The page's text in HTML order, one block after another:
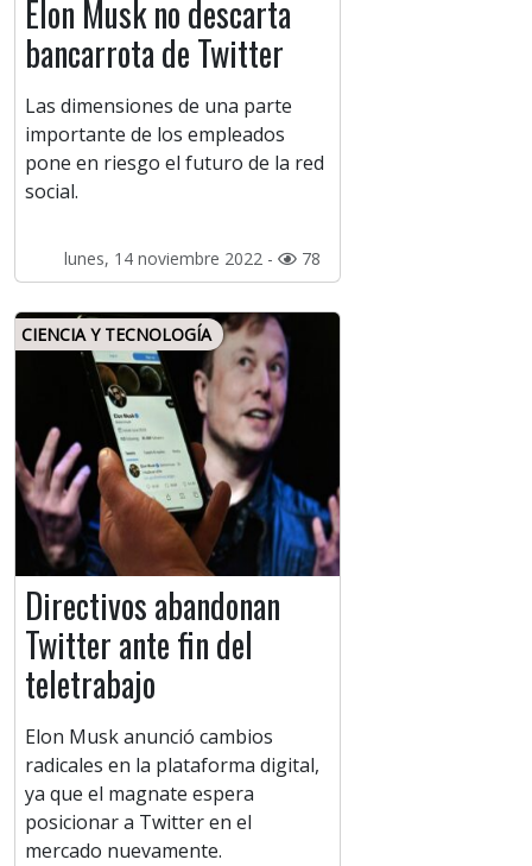
Elon Musk no descarta
bancarrota de Twitter
Las dimensiones de una parte
importante de los empleados
pone en riesgo el futuro de la red
social.
lunes, 14 noviembre 2022 - 78
CIENCIA Y TECNOLOGÍA
Directivos abandonan
Twitter ante fin del
teletrabajo
Elon Musk anunció cambios
radicales en la plataforma digital,
ya que el magnate espera
posicionar a Twitter en el
mercado nuevamente.